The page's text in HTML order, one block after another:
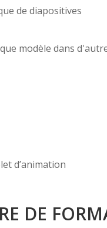
de diapositives
modèle dans
d’animation
DE